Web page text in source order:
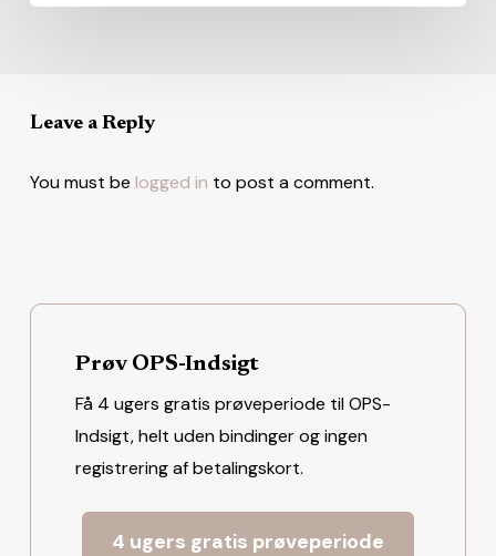
Leave a Reply
You must be logged in to post a comment.
Prøv OPS-Indsigt
Få 4 ugers gratis prøveperiode til OPS-
Indsigt, helt uden bindinger og ingen
registrering af betalingskort.
4 ugers gratis prøveperiode